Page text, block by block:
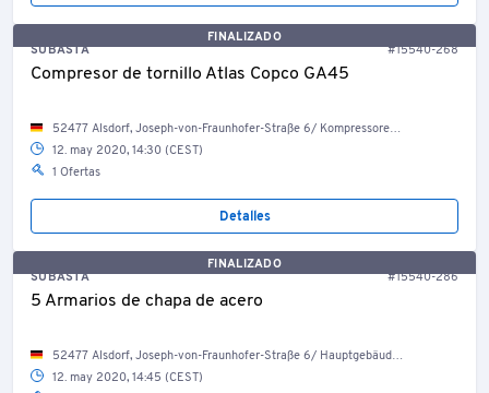
FINALIZADO
SUBASTA
#15540-268
Compresor de tornillo Atlas Copco GA45
52477 Alsdorf, Joseph-von-Fraunhofer-Straße 6/ Kompressorenraum
12. may 2020, 14:30 (CEST)
1 Ofertas
Detalles
FINALIZADO
SUBASTA
#15540-286
5 Armarios de chapa de acero
52477 Alsdorf, Joseph-von-Fraunhofer-Straße 6/ Hauptgebäude/ TS-Werkstatt
12. may 2020, 14:45 (CEST)